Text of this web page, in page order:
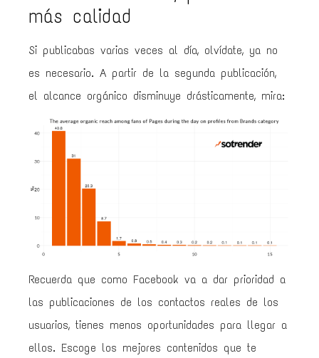
más calidad
Si publicabas varias veces al día, olvídate, ya no
es necesario. A partir de la segunda publicación,
el alcance orgánico disminuye drásticamente, mira:
Recuerda que como Facebook va a dar prioridad a
las publicaciones de los contactos reales de los
usuarios, tienes menos oportunidades para llegar a
ellos. Escoge los mejores contenidos que te